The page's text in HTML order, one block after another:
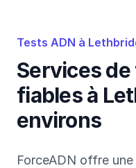
Tests ADN à
Services
fiables à
environs
ForceADN offre